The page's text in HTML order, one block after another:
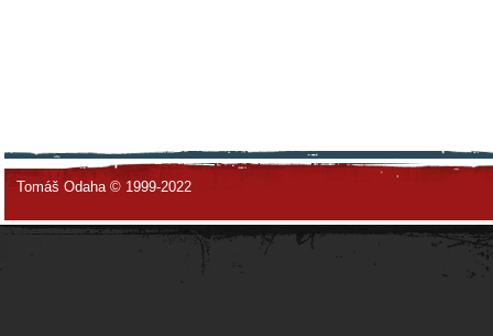
Tomáš Odaha © 1999-2022